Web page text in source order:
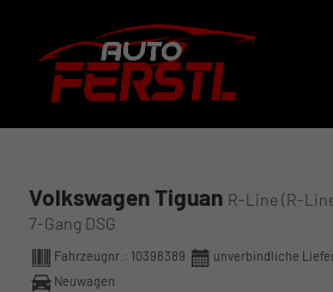
Volkswagen Tiguan R-Line (R-
7-Gang DSG
Fahrzeugnr.: 10398389 unverbindliche
Neuwagen